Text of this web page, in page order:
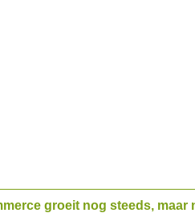
groeit nog steeds, maar